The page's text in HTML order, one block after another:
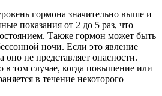
гормона значительно выше и
показания от 2 до 5 раз, что
Также гормон может быть
ночи. Если это явление
оно не представляет опасности.
в том случае, когда повышение или
в течение некоторого